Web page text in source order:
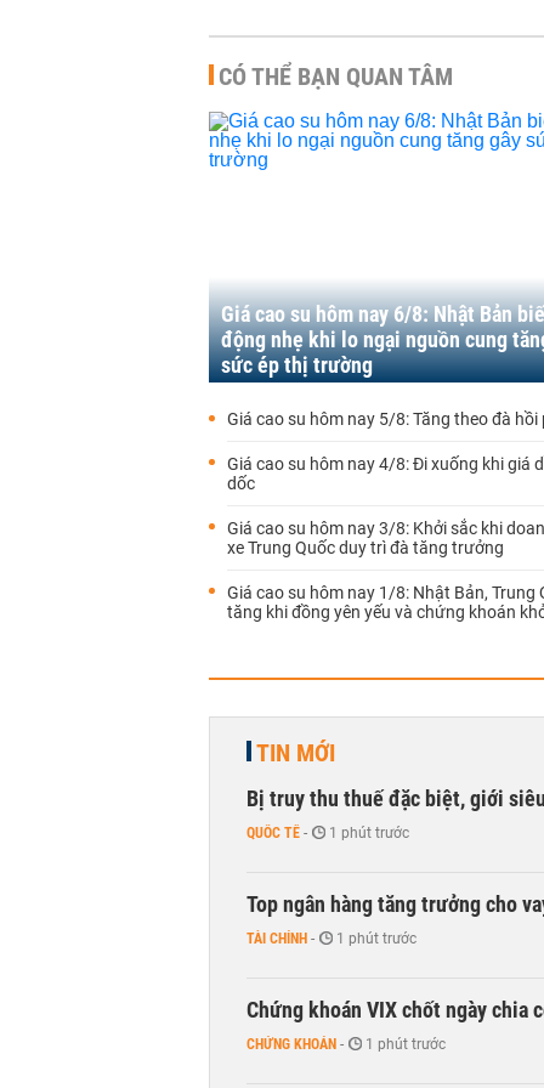
CÓ THỂ BẠN QUAN TÂM
Giá cao su hôm nay 6/8: Nhật Bản
động nhẹ khi lo ngại nguồn cung
sức ép thị trường
Giá cao su hôm nay 5/8: Tăng theo đà hồi
Giá cao su hôm nay 4/8: Đi xuống khi giá
dốc
Giá cao su hôm nay 3/8: Khởi sắc khi
xe Trung Quốc duy trì đà tăng trưởng
Giá cao su hôm nay 1/8: Nhật Bản, Trung
tăng khi đồng yên yếu và chứng khoán
TIN MỚI
Bị truy thu thuế đặc biệt, giới
QUỐC TẾ - 1 phút trước
Top ngân hàng tăng trưởng cho
TÀI CHÍNH - 1 phút trước
Chứng khoán VIX chốt ngày chia
CHỨNG KHOÁN - 1 phút trước